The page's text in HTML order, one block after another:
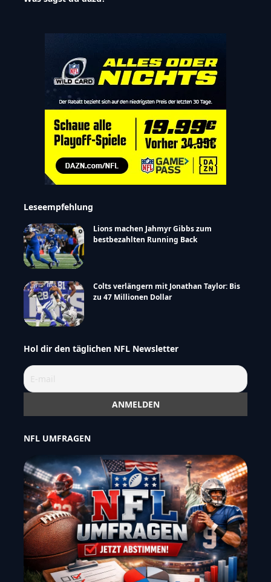
Leseempfehlung
Lions machen Jahmyr Gibbs zum
bestbezahlten Running Back
Colts verlängern mit Jonathan Taylor: Bis
zu 47 Millionen Dollar
Hol dir den täglichen NFL Newsletter
NFL UMFRAGEN